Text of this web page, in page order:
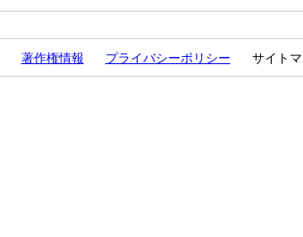
著作権情報 プライバシーポリシー サイト